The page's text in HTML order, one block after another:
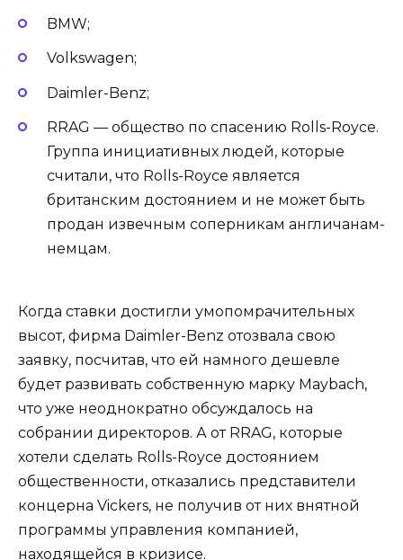
BMW;
Volkswagen;
Daimler-Benz;
RRAG — общество по спасению Rolls-Royce.
Группа инициативных людей, которые
считали, что Rolls-Royce является
британским достоянием и не может быть
продан извечным соперникам англичанам-
немцам.
Когда ставки достигли умопомрачительных
высот, фирма Daimler-Benz отозвала свою
заявку, посчитав, что ей намного дешевле
будет развивать собственную марку Maybach,
что уже неоднократно обсуждалось на
собрании директоров. А от RRAG, которые
хотели сделать Rolls-Royce достоянием
общественности, отказались представители
концерна Vickers, не получив от них внятной
программы управления компанией,
находящейся в кризисе.